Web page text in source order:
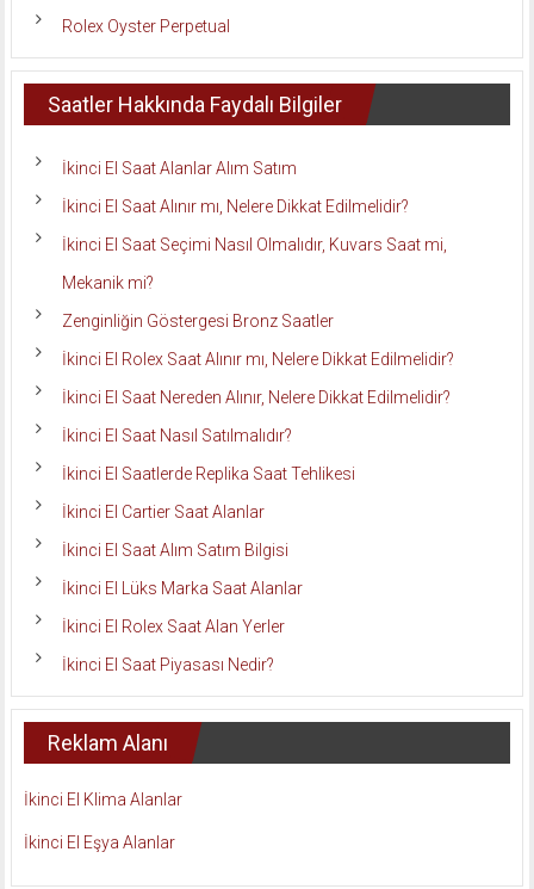
Rolex Oyster Perpetual
Saatler Hakkında Faydalı Bilgiler
İkinci El Saat Alanlar Alım Satım
İkinci El Saat Alınır mı, Nelere Dikkat Edilmelidir?
İkinci El Saat Seçimi Nasıl Olmalıdır, Kuvars Saat mi,
Mekanik mi?
Zenginliğin Göstergesi Bronz Saatler
İkinci El Rolex Saat Alınır mı, Nelere Dikkat Edilmelidir?
İkinci El Saat Nereden Alınır, Nelere Dikkat Edilmelidir?
İkinci El Saat Nasıl Satılmalıdır?
İkinci El Saatlerde Replika Saat Tehlikesi
İkinci El Cartier Saat Alanlar
İkinci El Saat Alım Satım Bilgisi
İkinci El Lüks Marka Saat Alanlar
İkinci El Rolex Saat Alan Yerler
İkinci El Saat Piyasası Nedir?
Reklam Alanı
İkinci El Klima Alanlar
İkinci El Eşya Alanlar